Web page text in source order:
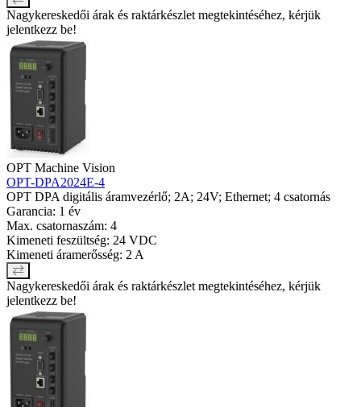
Nagykereskedői árak és raktárkészlet megtekintéséhez, kérjük
jelentkezz be!
OPT Machine Vision
OPT-DPA2024E-4
OPT DPA digitális áramvezérlő; 2A; 24V; Ethernet; 4 csatornás
Garancia: 1 év
Max. csatornaszám: 4
Kimeneti feszültség: 24 VDC
Kimeneti áramerősség: 2 A
Nagykereskedői árak és raktárkészlet megtekintéséhez, kérjük
jelentkezz be!